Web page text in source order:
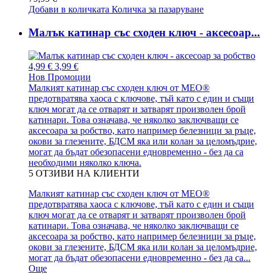
Добави в количката Количка за пазаруване
Малък катинар със сходен ключ - аксесоар...
4,99 € 3,99 €
Нов Промоции
Малкият катинар със сходен ключ от MEO®
предотвратява хаоса с ключове, тъй като с един и същи
ключ могат да се отварят и затварят произволен брой
катинари. Това означава, че няколко заключващи се
аксесоара за робство, като например белезници за ръце,
окови за глезените, БДСМ яка или колан за целомъдрие,
могат да бъдат обезопасени едновременно - без да са
необходими няколко ключа.
5 ОТЗИВИ НА КЛИЕНТИ
Малкият катинар със сходен ключ от MEO®
предотвратява хаоса с ключове, тъй като с един и същи
ключ могат да се отварят и затварят произволен брой
катинари. Това означава, че няколко заключващи се
аксесоара за робство, като например белезници за ръце,
окови за глезените, БДСМ яка или колан за целомъдрие,
могат да бъдат обезопасени едновременно - без да са...
Още